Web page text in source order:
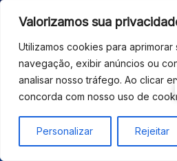
Valorizamos sua
Utilizamos cookies para
navegação, exibir anúncios ou
analisar nosso tráfego. Ao clicar
concorda com nosso uso de
Personalizar Rejeitar
(62) 98610-7777
© 2026 - ASSISTÊNCIA
EQUIPAMENTOS BRUKER -